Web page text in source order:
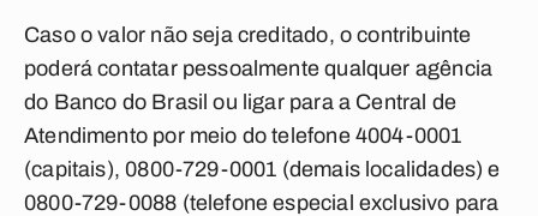
Caso o valor não seja creditado, o contribuinte
poderá contatar pessoalmente qualquer agência
do Banco do Brasil ou ligar para a Central de
Atendimento por meio do telefone 4004-0001
(capitais), 0800-729-0001 (demais localidades) e
0800-729-0088 (telefone especial exclusivo para